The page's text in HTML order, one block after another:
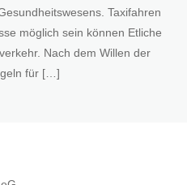
Taxifahren
möglich sein können Etliche
Nach dem Willen der
für […]